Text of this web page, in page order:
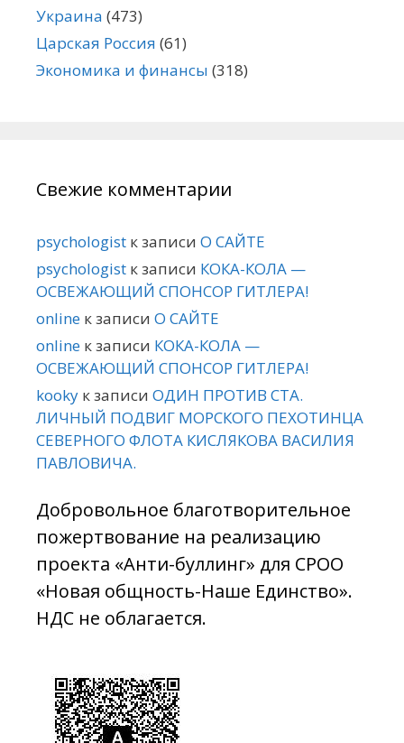
Украина (473)
Царская Россия (61)
Экономика и финансы (318)
Свежие комментарии
psychologist к записи О САЙТЕ
psychologist к записи КОКА-КОЛА —
ОСВЕЖАЮЩИЙ СПОНСОР ГИТЛЕРА!
online к записи О САЙТЕ
online к записи КОКА-КОЛА —
ОСВЕЖАЮЩИЙ СПОНСОР ГИТЛЕРА!
kooky к записи ОДИН ПРОТИВ СТА.
ЛИЧНЫЙ ПОДВИГ МОРСКОГО ПЕХОТИНЦА
СЕВЕРНОГО ФЛОТА КИСЛЯКОВА ВАСИЛИЯ
ПАВЛОВИЧА.
Добровольное благотворительное
пожертвование на реализацию
проекта «Анти-буллинг» для СРОО
«Новая общность-Наше Единство».
НДС не облагается.